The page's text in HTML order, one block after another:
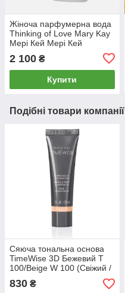
Жіноча парфумерна вода
Thinking of Love Mary Kay
Мері Кей Мері Кей
2 100 ₴
Купити
Подібні товари компанії
Сяюча тональна основа
TimeWise 3D Бежевий Т
100/Beige W 100 (Свіжий /
Сяючий) Мери Кей Мері
Кей
830 ₴